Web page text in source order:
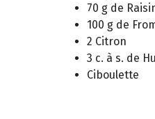
70 g de
100 g de
2 Citron
3 c. à s. de
Ciboulette